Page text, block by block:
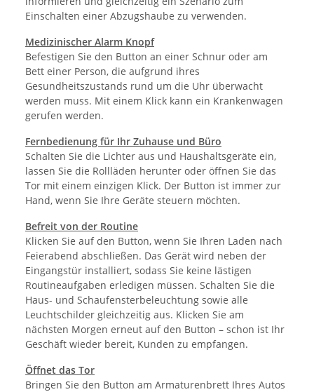
Einschalten einer Abzugshaube zu verwenden.
Medizinischer Alarm Knopf
Befestigen Sie den Button an einer Schnur oder am
Bett einer Person, die aufgrund ihres
Gesundheitszustands rund um die Uhr überwacht
werden muss. Mit einem Klick kann ein Krankenwagen
gerufen werden.
Fernbedienung für Ihr Zuhause und Büro
Schalten Sie die Lichter aus und Haushaltsgeräte ein,
lassen Sie die Rollläden herunter oder öffnen Sie das
Tor mit einem einzigen Klick. Der Button ist immer zur
Hand, wenn Sie Ihre Geräte steuern möchten.
Befreit von der Routine
Klicken Sie auf den Button, wenn Sie Ihren Laden nach
Feierabend abschließen. Das Gerät wird neben der
Eingangstür installiert, sodass Sie keine lästigen
Routineaufgaben erledigen müssen. Schalten Sie die
Haus- und Schaufensterbeleuchtung sowie alle
Leuchtschilder gleichzeitig aus. Klicken Sie am
nächsten Morgen erneut auf den Button – schon ist Ihr
Geschäft wieder bereit, Kunden zu empfangen.
Öffnet das Tor
Bringen Sie den Button am Armaturenbrett Ihres Autos